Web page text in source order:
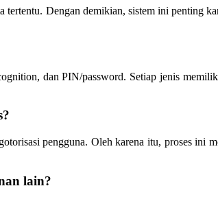
tertentu. Dengan demikian, sistem ini penting
dan PIN/password. Setiap jenis
pengguna. Oleh karena itu, proses ini
lain?